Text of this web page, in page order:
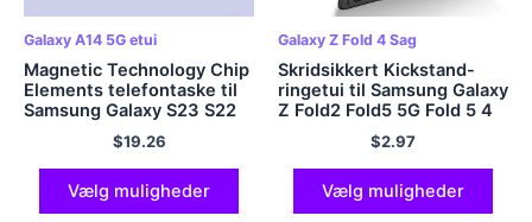
Galaxy A14 5G etui
Magnetic Technology Chip
Elements telefontaske til
Samsung Galaxy S23 S22
$19.26
Vælg muligheder
Galaxy Z Fold 4 Sag
Skridsikkert Kickstand-
ringetui til Samsung Galaxy
Z Fold2 Fold5 5G Fold 5 4
Fold 4 Fold 2 3 Fold3 Anti-
fald beskyttelsesdæksel
$2.97
Vælg muligheder